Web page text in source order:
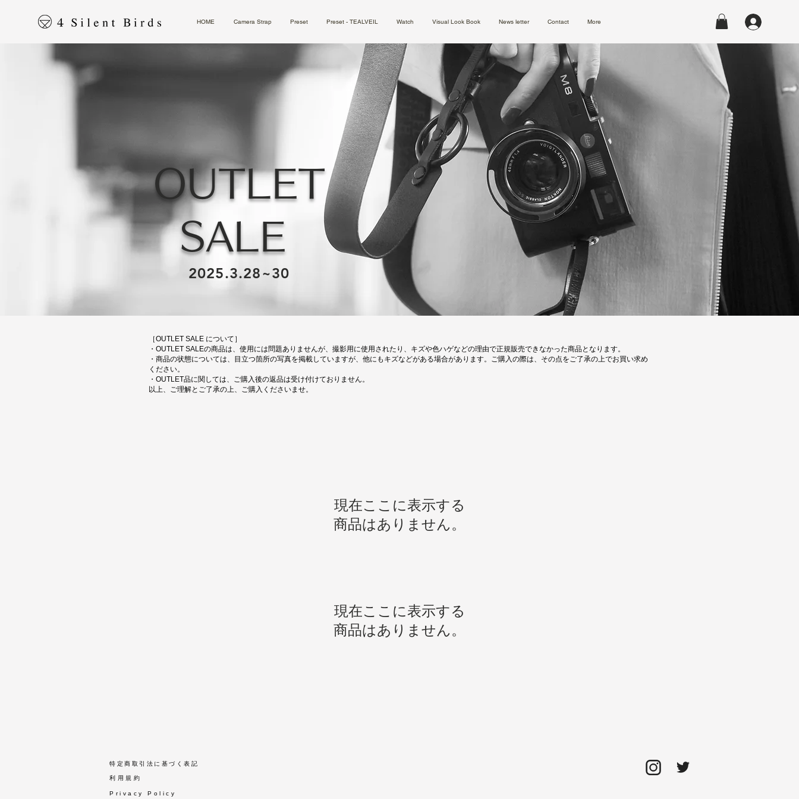
HOME Camera Strap Preset Preset - TEALVEIL Watch Visual Look Book News letter Contact More
OUTLET
SALE
2025.3.28~30
［OUTLET SALE について］
・OUTLET SALEの商品は、使用には問題ありませんが、撮影用に使用されたり、キズや色ハゲなどの理由で正規販売できなかった商品となります。
・商品の状態については、目立つ箇所の写真を掲載していますが、他にもキズなどがある場合があります。ご購入の際は、その点をご了承の上でお買い求め
ください。
・OUTLET品に関しては、ご購入後の返品は受け付けておりません。
以上、ご理解とご了承の上、ご購入くださいませ。
現在ここに表示する
商品はありません。
現在ここに表示する
商品はありません。
​特定商取引法に基づく表記
​利用規約
Privacy Policy